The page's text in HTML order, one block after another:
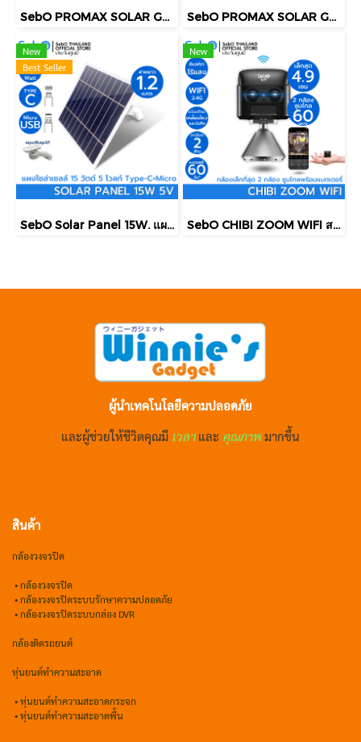
SebO PROMAX SOLAR Gen3 4G กล้องวงจรปิดโซล่าเซลล์ พร้อมแบต ระบบซิม 4G/5G ดูสดย้อนหลังผ่านแอพ SebO PROMAX SOLAR Gen3 WIFI กล้องวงจรปิดโซล่าเซลล์ พร้อมแบตเตอรี่ ระบบไวไฟ2.4G ติดตั้งได้ทุกที่
New
Best Seller
SebO Solar Panel 15W. แผงโซล่าสำหรับกล้องและอุปกรณ์ที่มีแบตเตอรี่ จ่ายไฟ 5v. ขนาด 15w.Type-CและMicro ยาว 1.2ม. พร้อมขายึด
New
SebO CHIBI ZOOM WIFI สมาร์ทกล้องจิ๋วไวไฟ 2 กล้องซูมไกล 60 เมตร ชัดระดับ FullHD
ผู้นำเทคโนโลยีความปลอดภัย
และผู้ช่วยให้ชีวิตคุณมี เวลา และ คุณภาพ มากขึ้น
สินค้า
กล้องวงจรปิด
•กล้องวงจรปิด
•กล้องวงจรปิดระบบรักษาความปลอดภัย
• กล้องวงจรปิดระบบกล่อง DVR
กล้องติดรถยนต์
หุ่นยนต์ทำความสะอาด
•หุ่นยนต์ทำความสะอาดกระจก
•หุ่นยนต์ทำความสะอาดพื้น